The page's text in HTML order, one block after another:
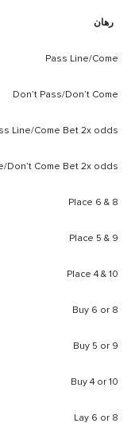
رهان
Pass Line/Come
Don’t Pass/Don’t Come
Line/Come Bet 2x odds
Don’t Come Bet 2x odds
Place 6 & 8
Place 5 & 9
Place 4 & 10
Buy 6 or 8
Buy 5 or 9
Buy 4 or 10
Lay 6 or 8